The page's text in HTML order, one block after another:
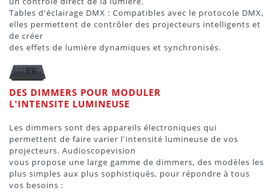
Tables d'éclairage DMX : Compatibles avec le protocole DMX,
elles permettent de contrôler des projecteurs intelligents et
de créer
des effets de lumière dynamiques et synchronisés.
DES DIMMERS POUR MODULER
L'INTENSITE LUMINEUSE
Les dimmers sont des appareils électroniques qui
permettent de faire varier l'intensité lumineuse de vos
projecteurs. Audioscopevision
vous propose une large gamme de dimmers, des modèles les
plus simples aux plus sophistiqués, pour répondre à tous
vos besoins :